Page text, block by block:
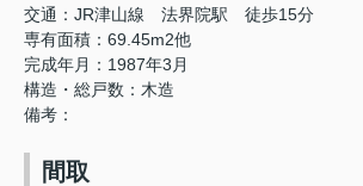
交通：JR津山線 法界院駅 徒歩15分
専有面積：69.45m2他
完成年月：1987年3月
構造・総戸数：木造
備考：
間取